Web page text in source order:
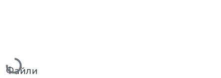
Вантажиться...
Файли